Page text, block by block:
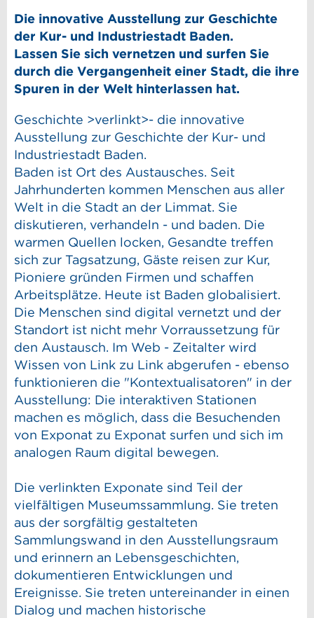
Die innovative Ausstellung zur Geschichte
der Kur- und Industriestadt Baden.
Lassen Sie sich vernetzen und surfen Sie
durch die Vergangenheit einer Stadt, die ihre
Spuren in der Welt hinterlassen hat.
Geschichte >verlinkt>- die innovative
Ausstellung zur Geschichte der Kur- und
Industriestadt Baden.
Baden ist Ort des Austausches. Seit
Jahrhunderten kommen Menschen aus aller
Welt in die Stadt an der Limmat. Sie
diskutieren, verhandeln - und baden. Die
warmen Quellen locken, Gesandte treffen
sich zur Tagsatzung, Gäste reisen zur Kur,
Pioniere gründen Firmen und schaffen
Arbeitsplätze. Heute ist Baden globalisiert.
Die Menschen sind digital vernetzt und der
Standort ist nicht mehr Vorraussetzung für
den Austausch. Im Web - Zeitalter wird
Wissen von Link zu Link abgerufen - ebenso
funktionieren die "Kontextualisatoren" in der
Ausstellung: Die interaktiven Stationen
machen es möglich, dass die Besuchenden
von Exponat zu Exponat surfen und sich im
analogen Raum digital bewegen.
Die verlinkten Exponate sind Teil der
vielfältigen Museumssammlung. Sie treten
aus der sorgfältig gestalteten
Sammlungswand in den Ausstellungsraum
und erinnern an Lebensgeschichten,
dokumentieren Entwicklungen und
Ereignisse. Sie treten untereinander in einen
Dialog und machen historische